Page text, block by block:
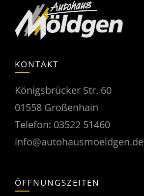
KONTAKT
Königsbrücker Str. 60
01558 Großenhain
Telefon: 03522 51460
info@autohausmoeldgen.de
ÖFFNUNGSZEITEN